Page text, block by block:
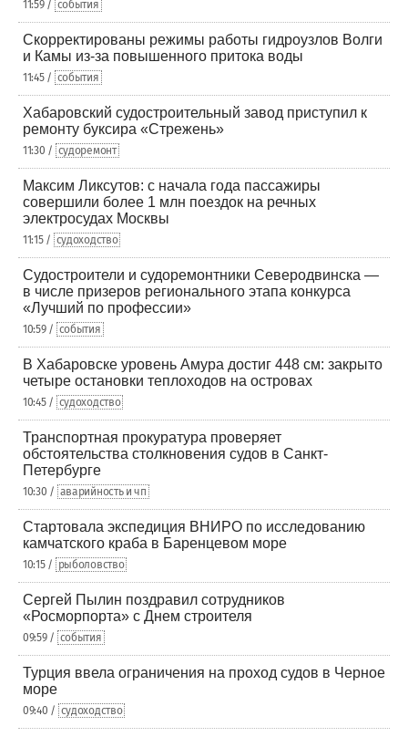
11:59 / события
Скорректированы режимы работы гидроузлов Волги
и Камы из-за повышенного притока воды
11:45 / события
Хабаровский судостроительный завод приступил к
ремонту буксира «Стрежень»
11:30 / судоремонт
Максим Ликсутов: с начала года пассажиры
совершили более 1 млн поездок на речных
электросудах Москвы
11:15 / судоходство
Судостроители и судоремонтники Северодвинска —
в числе призеров регионального этапа конкурса
«Лучший по профессии»
10:59 / события
В Хабаровске уровень Амура достиг 448 см: закрыто
четыре остановки теплоходов на островах
10:45 / судоходство
Транспортная прокуратура проверяет
обстоятельства столкновения судов в Санкт-
Петербурге
10:30 / аварийность и чп
Стартовала экспедиция ВНИРО по исследованию
камчатского краба в Баренцевом море
10:15 / рыболовство
Сергей Пылин поздравил сотрудников
«Росморпорта» с Днем строителя
09:59 / события
Турция ввела ограничения на проход судов в Черное
море
09:40 / судоходство